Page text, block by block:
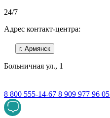
24/7
Адрес контакт-центра:
г. Армянск
Больничная ул., 1
8 800 555-14-67 8 909 977 96 05